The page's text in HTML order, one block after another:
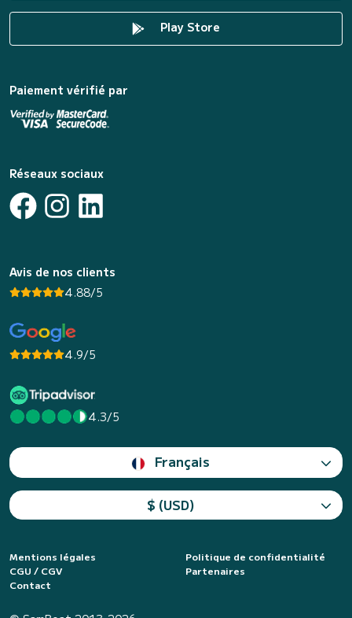
Play Store
Paiement vérifié par
Réseaux sociaux
Avis de nos clients
4.88/5
4.9/5
4.3/5
Français
$ (USD)
Mentions légales
Politique de confidentialité
CGU / CGV
Partenaires
Contact